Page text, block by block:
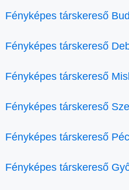
Fényképes társkereső
Fényképes társkereső
Fényképes társkereső
Fényképes társkereső
Fényképes társkereső
Fényképes társkereső